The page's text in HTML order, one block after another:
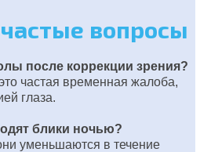
вопросы
после коррекции зрения?
частая временная жалоба,
глаза.
блики ночью?
уменьшаются в течение